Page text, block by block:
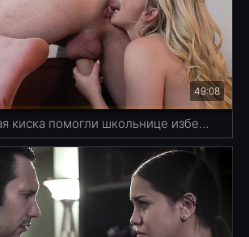
49:08
Римминг и бритая киска помогли школьнице избежать отчисления